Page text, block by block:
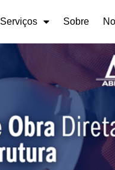
Serviços Sobre